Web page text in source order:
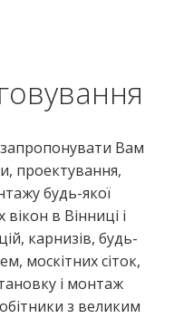
Вам
проектування,
будь-якої
в Вінниці і
карнизів, будь-
москітних сіток,
і монтаж
з великим